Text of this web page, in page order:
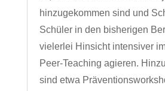
hinzugekommen sind und
Schüler in den bisherigen
vielerlei Hinsicht intensiver
Peer-Teaching agieren.
sind etwa